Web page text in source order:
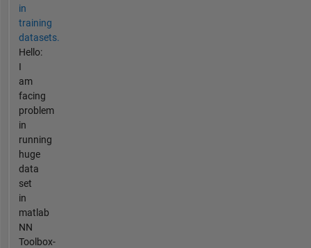
in
training
datasets.
Hello:
I
am
facing
problem
in
running
huge
data
set
in
matlab
NN
Toolbox-